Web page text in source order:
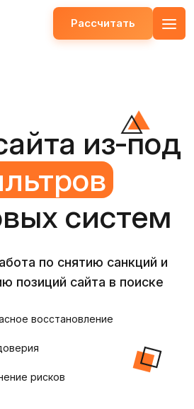
Рассчитать
Открыть меню
из‑под
систем
по снятию санкций и
позиций сайта в поиске
восстановление
рисков